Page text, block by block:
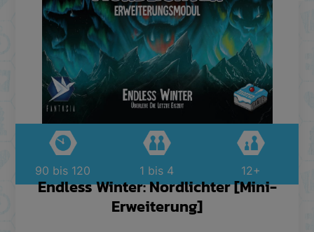
Endless Winter: Nordlichter [Mini-
Erweiterung]
90 bis 120 1 bis 4 12+